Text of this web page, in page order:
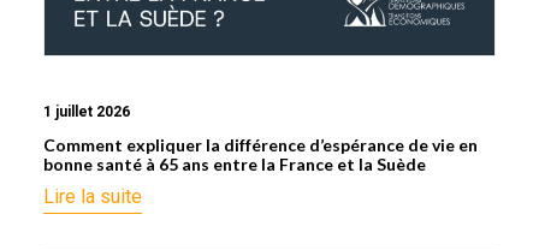
1 juillet 2026
Comment expliquer la différence d’espérance de vie en
bonne santé à 65 ans entre la France et la Suède
Lire la suite